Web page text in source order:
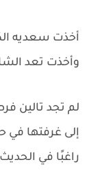
أخذت سعديه
وأخذت تعد
لم تجد تالين
إلى غرفتها في
راغبًا في